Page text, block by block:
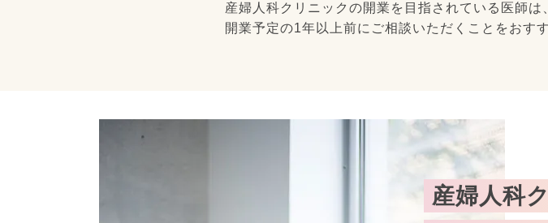
産婦人科クリニックの開業を目指されている医師は
開業予定の1年以上前にご相談いただくことをおす
産婦人科